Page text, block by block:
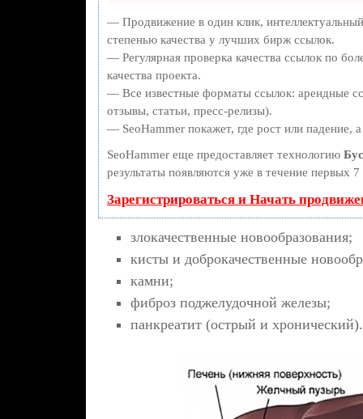
— Продвижение в один клик,
степенью качества у лучших бирж ссылок.
— Регулярная проверка качества ссылок по
качества проекта.
— Все известные форматы ссылок: арендные
отзывы, статьи, пресс-релизы).
— SeoHammer покажет, где рост или падение,
SeoHammer еще предоставляет технологию
результаты появляются уже в течение первых
Зарегистрироваться и Начать
злокачественные новообразования;
кисты и доброкачественные
камни;
фиброз поджелудочной железы;
панкреатит (острый и хронический).